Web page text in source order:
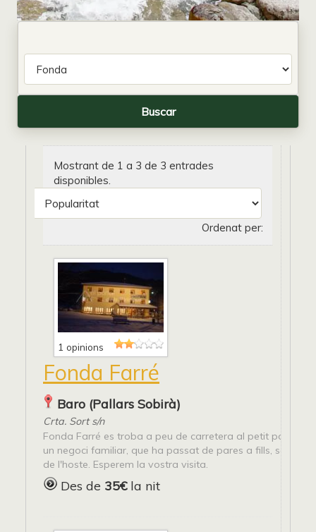
Mostrant de 1 a 3 de 3 entrades
disponibles.
Ordenat per:
1 opinions
Fonda Farré
Baro (Pallars Sobirà)
Crta. Sort s/n
Fonda Farré es troba a peu de carretera al petit poble de
un negoci familiar, que ha passat de pares a fills, sempre
de l'hoste. Esperem la vostra visita.
Des de 35€la nit